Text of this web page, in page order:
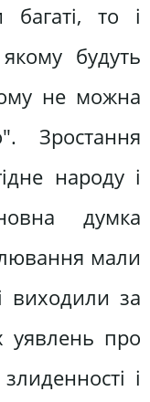
то і
будуть
не можна
Зростання
народу і
думка
мали
виходили за
уявлень про
і